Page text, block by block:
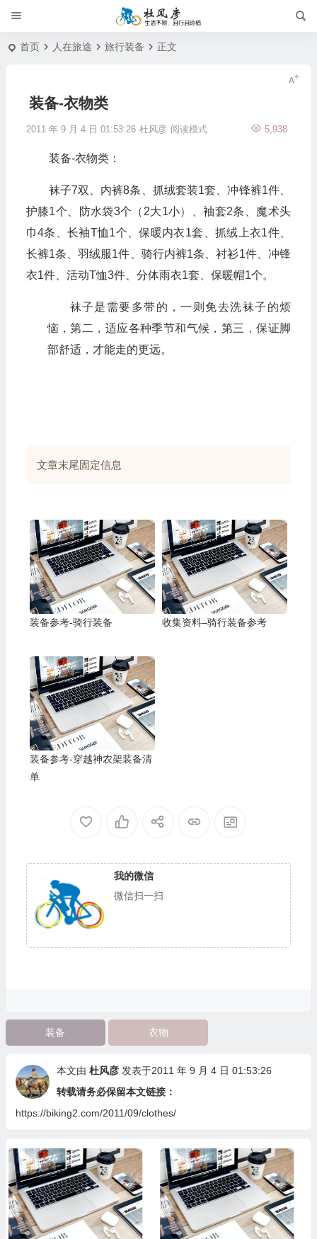
首页 人在旅途 旅行装备 正文
装备-衣物类
2011 年 9 月 4 日 01:53:26 杜风彦 5,938
阅读模式
装备-衣物类：
袜子7双、内裤8条、抓绒套装1套、冲锋裤1件、
护膝1个、防水袋3个（2大1小）、袖套2条、魔术头
巾4条、长袖T恤1个、保暖内衣1套、抓绒上衣1件、
长裤1条、羽绒服1件、骑行内裤1条、衬衫1件、冲锋
衣1件、活动T恤3件、分体雨衣1套、保暖帽1个。
袜子是需要多带的，一则免去洗袜子的烦
恼，第二，适应各种季节和气候，第三，保证脚
部舒适，才能走的更远。
文章末尾固定信息
装备参考-骑行装备 收集资料–骑行装备参考
装备参考-穿越神农架装备清
单
我的微信
微信扫一扫
装备 衣物
本文由 杜风彦 发表于2011 年 9 月 4 日 01:53:26
转载请务必保留本文链接：
https://biking2.com/2011/09/clothes/